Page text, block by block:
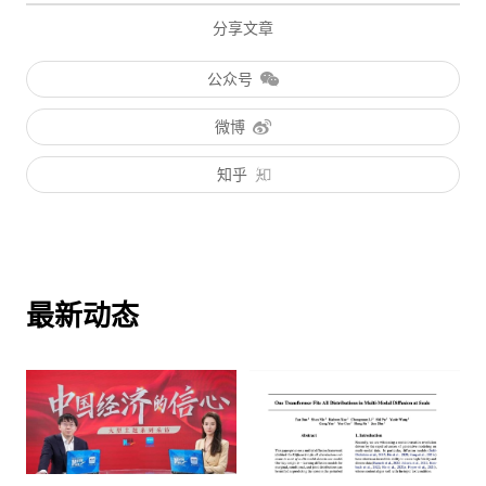
分享文章
公众号
微博
知乎
最新动态